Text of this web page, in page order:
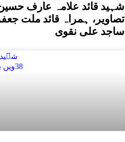
شہید قائد علامہ عارف
تصاویر، ہمراہ قائد ملت
ساجد علی نقوی